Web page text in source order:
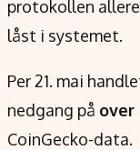
protokollen
låst i systemet.
Per 21. mai
nedgang på over
CoinGecko-data.